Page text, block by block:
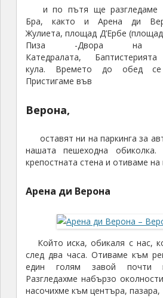
и по пътя ще разгледаме
Бра, както и Арена ди
Жулиета, площад Д’Ербе
Пиза -Двора на
Катедралата,
кула. Времето до обед се
Пристигаме във
Верона,
оставят ни на паркинга за
нашата пешеходна
крепостната стена и отиваме
Арена ди Верона
Който иска, обикаля с нас,
след два часа. Отиваме към
един голям завой
Разгледахме набързо
насочихме към центъра, пазара,